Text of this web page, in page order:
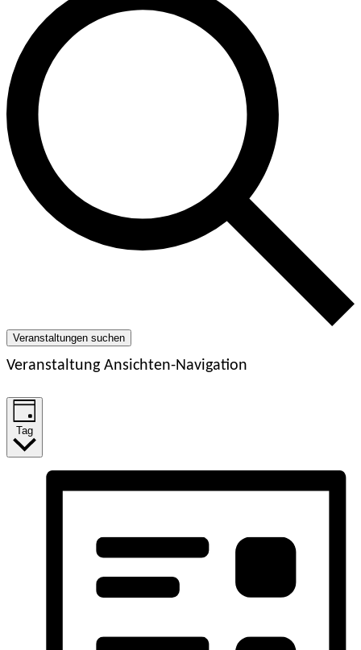
Veranstaltungen suchen
Veranstaltung Ansichten-Navigation
Tag